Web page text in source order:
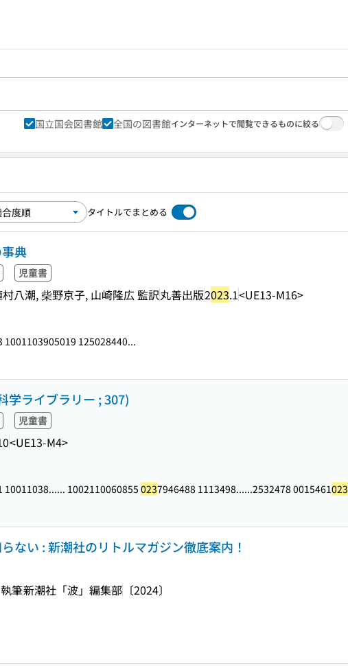
国立国会図書館 全国の図書館インターネットで閲覧できるものに絞る
タイトルでまとめる
典
児童書
八潮, 柴野京子, 山崎隆広 監訳丸善出版2023.1<UE13-M16>
1001103905019 125028440...
学ライブラリー ; 307)
児童書
<UE13-M4>
10011038...... 1002110060855 0237946488 1113498......2532478 0015461023
ない : 新潮社のリトルマガジン徹底案内！
筆新潮社「波」編集部 〔2024〕